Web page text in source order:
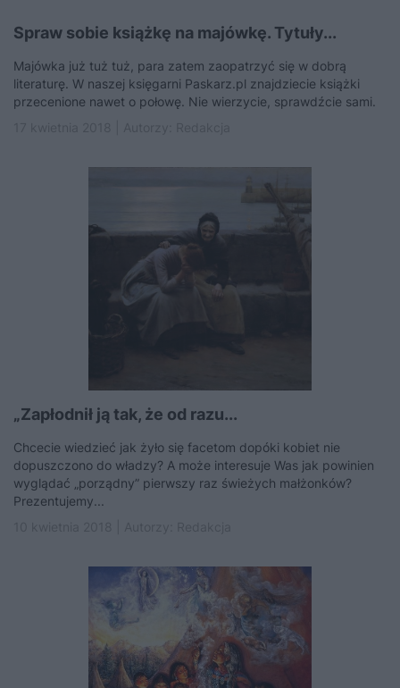
Spraw sobie książkę na majówkę. Tytuły...
Majówka już tuż tuż, para zatem zaopatrzyć się w dobrą
literaturę. W naszej księgarni Paskarz.pl znajdziecie książki
przecenione nawet o połowę. Nie wierzycie, sprawdźcie sami.
„Zapłodnił ją tak, że od razu...
Chcecie wiedzieć jak żyło się facetom dopóki kobiet nie
dopuszczono do władzy? A może interesuje Was jak powinien
wyglądać „porządny” pierwszy raz świeżych małżonków?
Prezentujemy...